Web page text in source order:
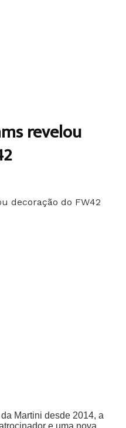
revelou
Martini desde 2014, a
e uma nova